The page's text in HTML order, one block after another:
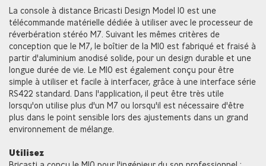
La console à distance Bricasti Design Model 10 est une
télécommande matérielle dédiée à utiliser avec le processeur de
réverbération stéréo M7. Suivant les mêmes critères de
conception que le M7, le boîtier de la M10 est fabriqué et fraisé à
partir d'aluminium anodisé solide, pour un design durable et une
longue durée de vie. Le M10 est également conçu pour être
simple à utiliser et facile à interfacer, grâce à une interface série
RS422 standard. Dans l'application, il peut être très utile
lorsqu'on utilise plus d'un M7 ou lorsqu'il est nécessaire d'être
plus dans le point sensible lors des ajustements dans un grand
environnement de mélange.
Utilisez